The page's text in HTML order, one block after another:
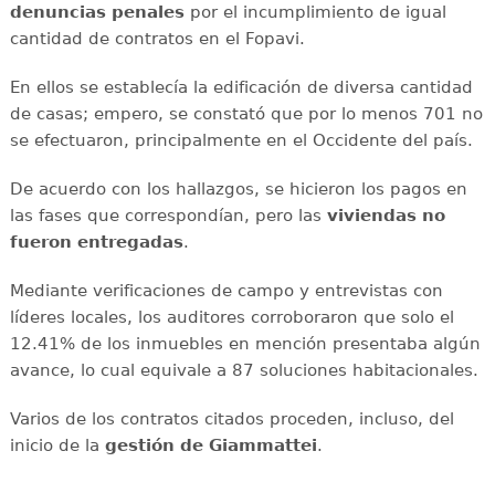
denuncias penalespor el incumplimiento de igual
cantidad de contratos en el Fopavi.
En ellos se establecía la edificación de diversa cantidad
de casas; empero, se constató que por lo menos 701 no
se efectuaron, principalmente en el Occidente del país.
De acuerdo con los hallazgos, se hicieron los pagos en
las fases que correspondían, pero las viviendas no
fueron entregadas.
Mediante verificaciones de campo y entrevistas con
líderes locales, los auditores corroboraron que solo el
12.41% de los inmuebles en mención presentaba algún
avance, lo cual equivale a 87 soluciones habitacionales.
Varios de los contratos citados proceden, incluso, del
inicio de la gestión de Giammattei.